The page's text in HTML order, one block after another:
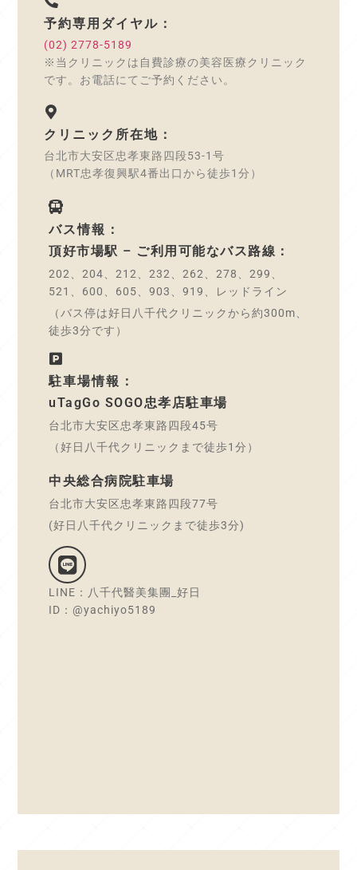
予約専用ダイヤル：
(02) 2778-5189
※当クリニックは自費診療の美容医療クリニック
です。お電話にてご予約ください。
クリニック所在地：
台北市大安区忠孝東路四段53-1号
（MRT忠孝復興駅4番出口から徒歩1分）
バス情報：
頂好市場駅 – ご利用可能なバス路線：
202、204、212、232、262、278、299、
521、600、605、903、919、レッドライン
（バス停は好日八千代クリニックから約300m、
徒歩3分です）
駐車場情報：
uTagGo SOGO忠孝店駐車場
台北市大安区忠孝東路四段45号
（好日八千代クリニックまで徒歩1分）
中央総合病院駐車場
台北市大安区忠孝東路四段77号
(好日八千代クリニックまで徒歩3分)
LINE：八千代醫美集團_好日
ID：@yachiyo5189